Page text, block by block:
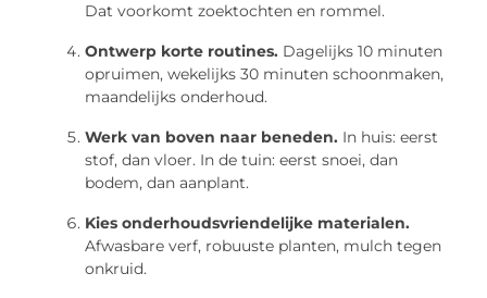
Dat voorkomt zoektochten en rommel.
Ontwerp korte routines. Dagelijks 10 minuten
opruimen, wekelijks 30 minuten schoonmaken,
maandelijks onderhoud.
Werk van boven naar beneden. In huis: eerst
stof, dan vloer. In de tuin: eerst snoei, dan
bodem, dan aanplant.
Kies onderhoudsvriendelijke materialen.
Afwasbare verf, robuuste planten, mulch tegen
onkruid.